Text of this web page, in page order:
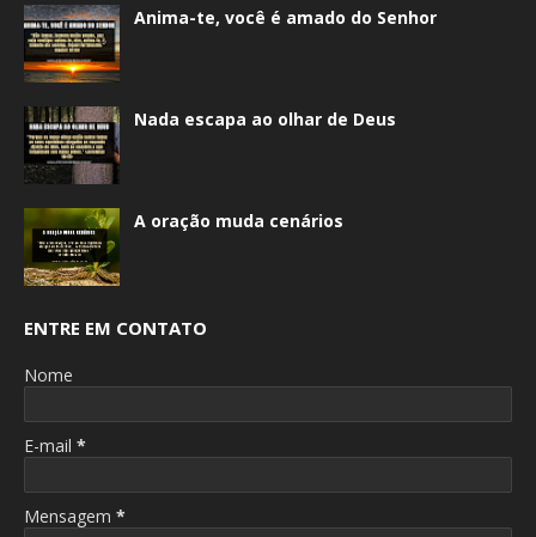
Anima-te, você é amado do Senhor
Nada escapa ao olhar de Deus
A oração muda cenários
ENTRE EM CONTATO
Nome
E-mail *
Mensagem *